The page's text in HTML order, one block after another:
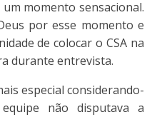
momento sensacional.
por esse momento e
de colocar o CSA na
durante entrevista.
especial considerando-
não disputava a